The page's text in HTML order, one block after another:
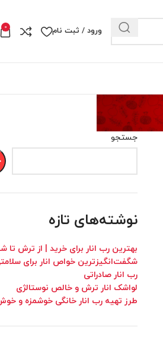
ورود / ثبت نام 0
جستجو
نوشته‌های تازه
بهترین رب انار برای خرید | از ترش تا
شگفت‌انگیزترین خواص انار برای
رب انار صادراتی
لواشک انار ترش و خالص نوستالژی
طرز تهیه رب انار خانگی خوشمزه و